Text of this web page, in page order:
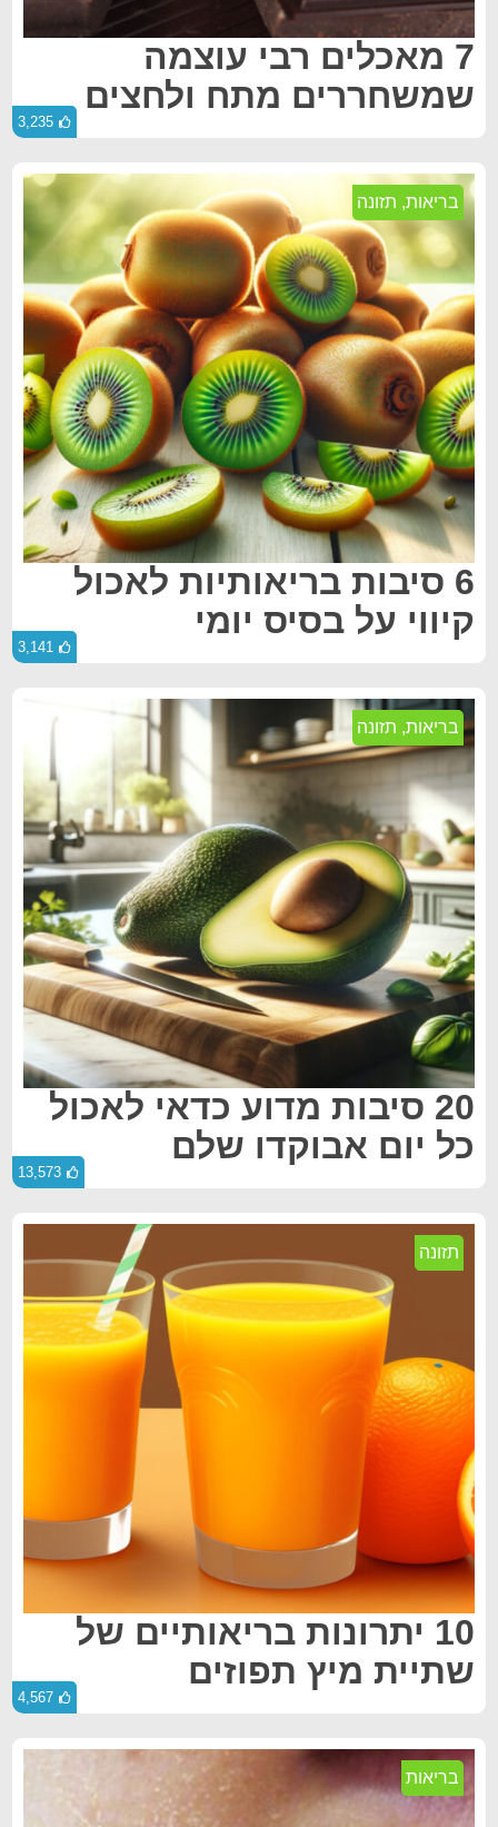
7 מאכלים רבי עוצמה
שמשחררים מתח ולחצים
3,235
בריאות, תזונה
6 סיבות בריאותיות לאכול
קיווי על בסיס יומי
3,141
בריאות, תזונה
20 סיבות מדוע כדאי לאכול
כל יום אבוקדו שלם
13,573
תזונה
10 יתרונות בריאותיים של
שתיית מיץ תפוזים
4,567
בריאות